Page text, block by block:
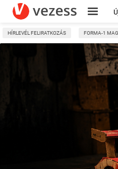
HÍRLEVÉL FELIRATKOZÁS FORMA-1